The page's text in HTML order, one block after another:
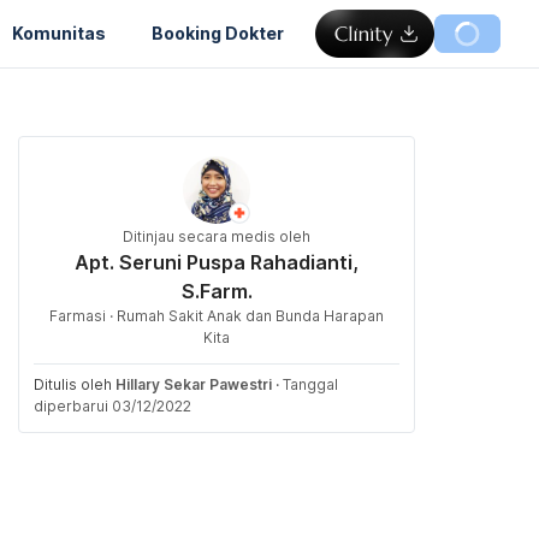
Komunitas Booking Dokter
Ditinjau secara medis oleh
Apt. Seruni Puspa Rahadianti,
S.Farm.
Farmasi · Rumah Sakit Anak dan Bunda Harapan
Kita
Ditulis oleh Hillary Sekar Pawestri · Tanggal
diperbarui 03/12/2022